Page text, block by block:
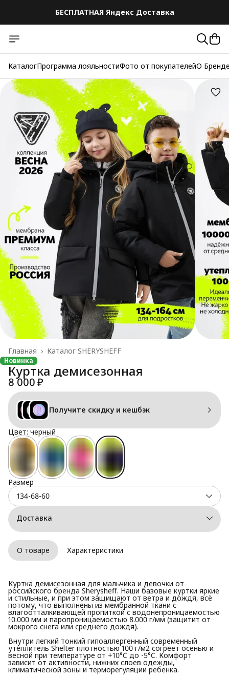
БЕСПЛАТНАЯ Яндекс Доставка
КаталогПрограмма лояльностиФото от покупателейО
Каталог SHERYSHEFF
Главная ›
Новинка
Куртка демисезонная
8 000 ₽
Получите скидку и кешбэк
Цвет: черный
Размер
134-68-60
Доставка
О товаре Характеристики
Куртка демисезонная для мальчика и девочки от
российского бренда Sherysheff. Наши базовые куртки яркие
и стильные, и при этом защищают от ветра и дождя, всё
потому, что выполнены из мембранной ткани с
влагоотталкивающей пропиткой с водонепроницаемостью
10.000 мм и паропроницаемостью 8.000 г/мм (защитит от
мокрого снега или среднего дождя).
Внутри легкий тонкий гипоаллергенный современный
утеплитель Shelter плотностью 100 г/м2 согреет осенью и
весной при температуре от +10°C до -5°C. Комфорт
зависит от активности, нижних слоев одежды,
климатической зоны и терморегуляции ребенка.